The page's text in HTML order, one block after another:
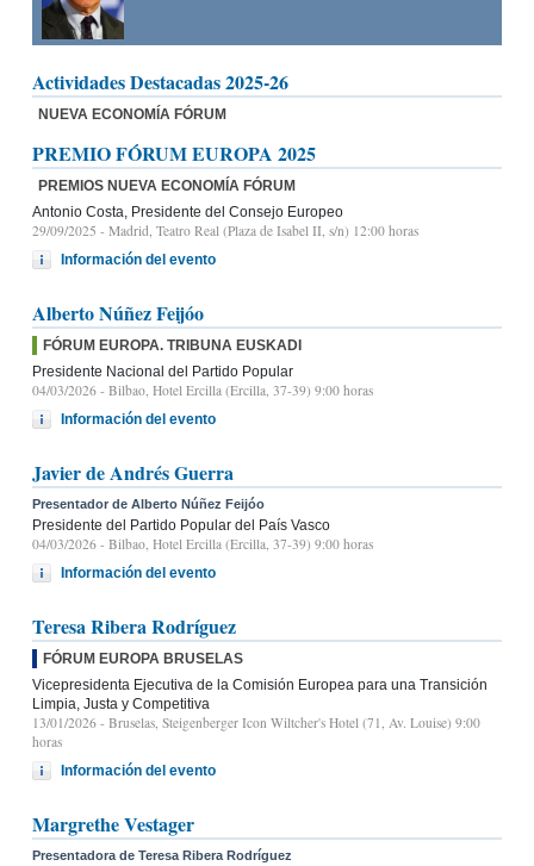
Actividades Destacadas 2025-26
NUEVA ECONOMÍA FÓRUM
PREMIO FÓRUM EUROPA 2025
PREMIOS NUEVA ECONOMÍA FÓRUM
Antonio Costa, Presidente del Consejo Europeo
29/09/2025 - Madrid, Teatro Real (Plaza de Isabel II, s/n) 12:00 horas
Información del evento
Alberto Núñez Feijóo
FÓRUM EUROPA. TRIBUNA EUSKADI
Presidente Nacional del Partido Popular
04/03/2026 - Bilbao, Hotel Ercilla (Ercilla, 37-39) 9:00 horas
Información del evento
Javier de Andrés Guerra
Presentador de Alberto Núñez Feijóo
Presidente del Partido Popular del País Vasco
04/03/2026 - Bilbao, Hotel Ercilla (Ercilla, 37-39) 9:00 horas
Información del evento
Teresa Ribera Rodríguez
FÓRUM EUROPA BRUSELAS
Vicepresidenta Ejecutiva de la Comisión Europea para una Transición
Limpia, Justa y Competitiva
13/01/2026 - Bruselas, Steigenberger Icon Wiltcher's Hotel (71, Av. Louise) 9:00
horas
Información del evento
Margrethe Vestager
Presentadora de Teresa Ribera Rodríguez